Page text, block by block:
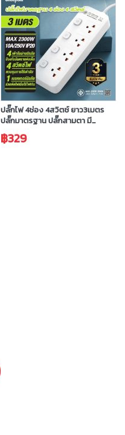
ปลั๊กไฟ 4ช่อง 4สวิตช์ ยาว3เมตร
ปลั๊กมาตรฐาน ปลั๊กสามตา มี
มอก.ประกัน 3 ปี
฿329